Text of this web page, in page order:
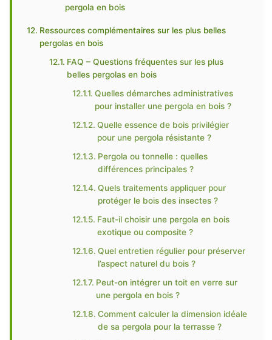
pergola en bois
Ressources complémentaires sur les plus belles
pergolas en bois
FAQ – Questions fréquentes sur les plus
belles pergolas en bois
Quelles démarches administratives
pour installer une pergola en bois ?
Quelle essence de bois privilégier
pour une pergola résistante ?
Pergola ou tonnelle : quelles
différences principales ?
Quels traitements appliquer pour
protéger le bois des insectes ?
Faut-il choisir une pergola en bois
exotique ou composite ?
Quel entretien régulier pour préserver
l’aspect naturel du bois ?
Peut-on intégrer un toit en verre sur
une pergola en bois ?
Comment calculer la dimension idéale
de sa pergola pour la terrasse ?